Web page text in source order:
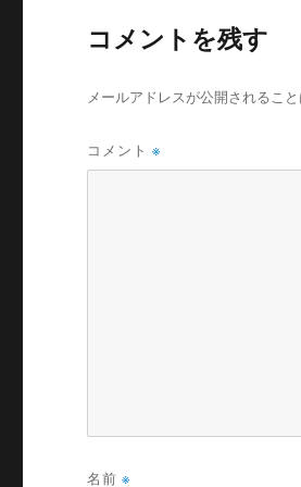
コメントを残す
メールアドレスが公開されること
コメント※
名前※